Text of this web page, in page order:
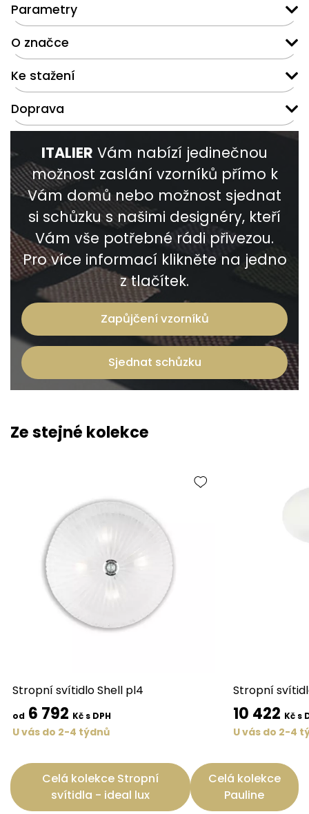
Parametry
O značce
Ke stažení
Doprava
ITALIER Vám nabízí jedinečnou
možnost zaslání vzorníků přímo k
Vám domů nebo možnost sjednat
si schůzku s našimi designéry, kteří
Vám vše potřebné rádi přivezou.
Pro více informací klikněte na jedno
z tlačítek.
Zapůjčení vzorníků
Sjednat schůzku
Ze stejné kolekce
Stropní svítidlo Shell pl4
od 6 792 Kč s DPH
U vás do 2-4 týdnů
Stropní
10 422 Kč s
U vás do 2-4
Celá kolekce Stropní
svítidla - ideal lux
Celá kolekce
Pauline